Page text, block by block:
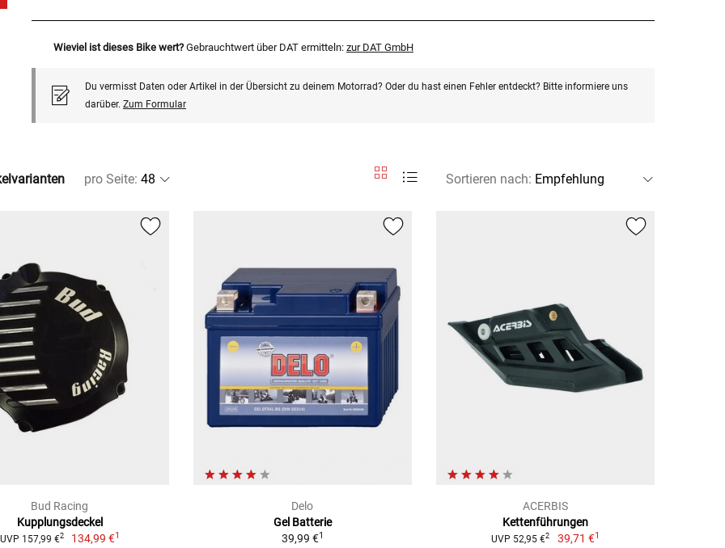
Wieviel ist dieses Bike wert? Gebrauchtwert über DAT ermitteln: zur DAT GmbH
Du vermisst Daten oder Artikel in der Übersicht zu deinem Motorrad? Oder du hast einen Fehler entdeckt? Bitte informiere uns
darüber. Zum Formular
pro Seite: Sortieren nach:
Bud Racing
Kupplungsdeckel
UVP 157,99 €2 134,99 €1
Delo
Gel Batterie
39,99 €1
ACERBIS
Kettenführungen
UVP 52,95 €2 39,71 €1